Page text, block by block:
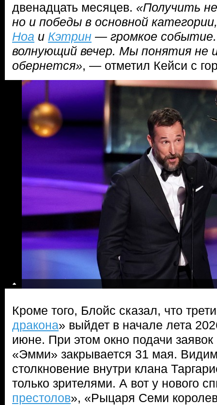
двенадцать месяцев. «Получить
но и победы в основной
Ноа и Кэтрин — громкое
волнующий вечер. Мы понятия не
обернется», — отметил Кейси с
Кроме того, Блойс сказал, что
дракона» выйдет в начале лета
июне. При этом окно подачи
«Эмми» закрывается 31 мая.
столкновение внутри клана
только зрителями. А вот у нового
престолов», «Рыцаря Семи